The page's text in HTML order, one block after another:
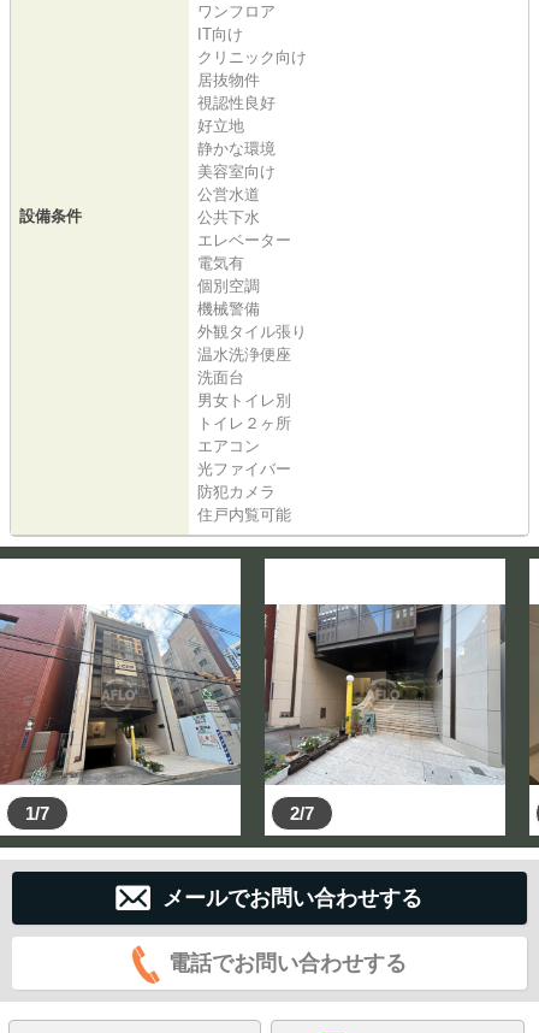
設備条件
ワンフロア
IT向け
クリニック向け
居抜物件
視認性良好
好立地
静かな環境
美容室向け
公営水道
公共下水
エレベーター
電気有
個別空調
機械警備
外観タイル張り
温水洗浄便座
洗面台
男女トイレ別
トイレ２ヶ所
エアコン
光ファイバー
防犯カメラ
住戸内覧可能
1/7 2/7
メールでお問い合わせする
電話でお問い合わせする